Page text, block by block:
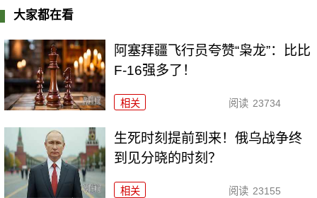
大家都在看
阿塞拜疆飞行员夸赞“枭龙”：比比
F-16强多了！
相关 阅读 23734
生死时刻提前到来！俄乌战争终
到见分晓的时刻？
相关 阅读 23155